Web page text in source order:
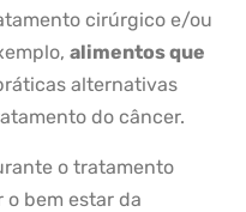
cirúrgico e/ou
alimentos que
alternativas
do câncer.
o tratamento
bem estar da